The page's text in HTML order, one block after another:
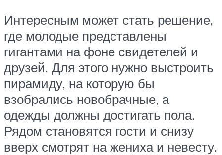
Интересным может стать решение,
где молодые представлены
гигантами на фоне свидетелей и
друзей. Для этого нужно выстроить
пирамиду, на которую бы
взобрались новобрачные, а
одежды должны достигать пола.
Рядом становятся гости и снизу
вверх смотрят на жениха и невесту.